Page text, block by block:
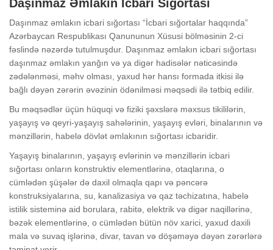
Daşınmaz Əmlakın İcbari Sığortası
Daşınmaz əmlakın icbari sığortası “İcbari sığortalar haqqında”
Azərbaycan Respublikası Qanununun Xüsusi bölməsinin 2-ci
fəslində nəzərdə tutulmuşdur. Daşınmaz əmlakın icbari sığortası
daşınmaz əmlakın yanğın və ya digər hadisələr nəticəsində
zədələnməsi, məhv olması, yaxud hər hansı formada itkisi ilə
bağlı dəyən zərərin əvəzinin ödənilməsi məqsədi ilə tətbiq edilir.
Bu məqsədlər üçün hüquqi və fiziki şəxslərə məxsus tikililərin,
yaşayış və qeyri-yaşayış sahələrinin, yaşayış evləri, binalarının və
mənzillərin, habelə dövlət əmlakının sığortası icbaridir.
Yaşayış binalarının, yaşayış evlərinin və mənzillərin icbari
sığortası onların konstruktiv elementlərinə, otaqlarına, o
cümlədən şüşələr də daxil olmaqla qapı və pəncərə
konstruksiyalarına, su, kanalizasiya və qaz təchizatına, habelə
istilik sisteminə aid borulara, rabitə, elektrik və digər naqillərinə,
bəzək elementlərinə, o cümlədən bütün növ xarici, yaxud daxili
mala və suvaq işlərinə, divar, tavan və döşəməyə dəyən zərərlərə